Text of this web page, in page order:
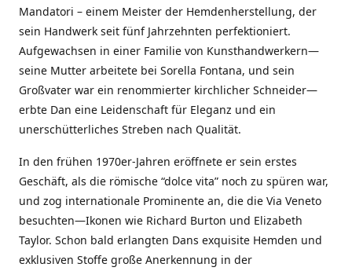
Mandatori – einem Meister der Hemdenherstellung, der
sein Handwerk seit fünf Jahrzehnten perfektioniert.
Aufgewachsen in einer Familie von Kunsthandwerkern—
seine Mutter arbeitete bei Sorella Fontana, und sein
Großvater war ein renommierter kirchlicher Schneider—
erbte Dan eine Leidenschaft für Eleganz und ein
unerschütterliches Streben nach Qualität.
In den frühen 1970er-Jahren eröffnete er sein erstes
Geschäft, als die römische “dolce vita” noch zu spüren war,
und zog internationale Prominente an, die die Via Veneto
besuchten—Ikonen wie Richard Burton und Elizabeth
Taylor. Schon bald erlangten Dans exquisite Hemden und
exklusiven Stoffe große Anerkennung in der